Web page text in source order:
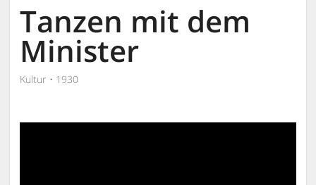
Tanzen mit dem
Minister
Kultur 1930